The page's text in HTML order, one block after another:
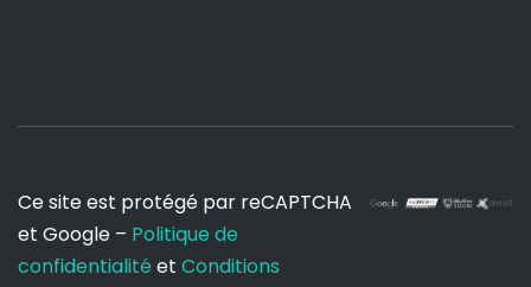
Ce site est protégé par reCAPTCHA
et Google – Politique de
confidentialité et Conditions